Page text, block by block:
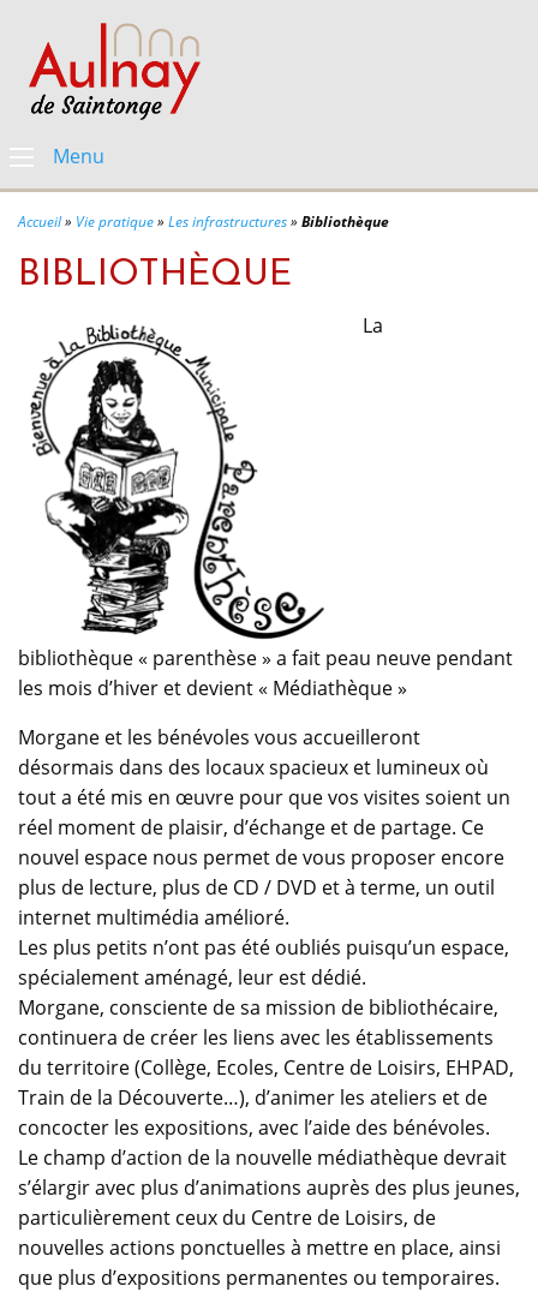
Menu
Accueil» Vie pratique» Les infrastructures» Bibliothèque
BIBLIOTHÈQUE
La
bibliothèque « parenthèse » a fait peau neuve pendant
les mois d’hiver et devient « Médiathèque »
Morgane et les bénévoles vous accueilleront
désormais dans des locaux spacieux et lumineux où
tout a été mis en œuvre pour que vos visites soient un
réel moment de plaisir, d’échange et de partage. Ce
nouvel espace nous permet de vous proposer encore
plus de lecture, plus de CD / DVD et à terme, un outil
internet multimédia amélioré.
Les plus petits n’ont pas été oubliés puisqu’un espace,
spécialement aménagé, leur est dédié.
Morgane, consciente de sa mission de bibliothécaire,
continuera de créer les liens avec les établissements
du territoire (Collège, Ecoles, Centre de Loisirs, EHPAD,
Train de la Découverte…), d’animer les ateliers et de
concocter les expositions, avec l’aide des bénévoles.
Le champ d’action de la nouvelle médiathèque devrait
s’élargir avec plus d’animations auprès des plus jeunes,
particulièrement ceux du Centre de Loisirs, de
nouvelles actions ponctuelles à mettre en place, ainsi
que plus d’expositions permanentes ou temporaires.